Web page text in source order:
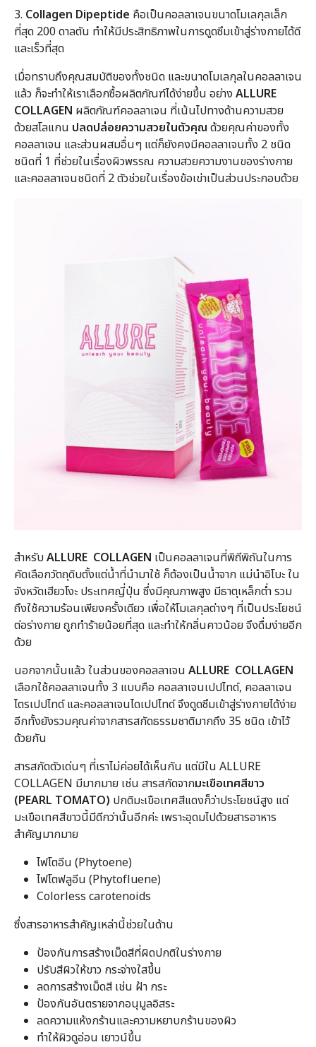
3. Collagen Dipeptide คือเป็นคอลลาเจนขนาดโมเลกุลเล็ก
ที่สุด 200 ดาลตัน ทำให้มีประสิทธิภาพในการดูดซึมเข้าสู่ร่างกายได้ดี
และเร็วที่สุด
เมื่อทราบถึงคุณสมบัติของทั้งชนิด และขนาดโมเลกุลในคอลลาเจน
แล้ว ก็จะทำให้เราเลือกซื้อผลิตภัณฑ์ได้ง่ายขึ้น อย่าง ALLURE
COLLAGEN ผลิตภัณฑ์คอลลาเจน ที่เน้นไปทางด้านความสวย
ด้วยสโลแกน ปลดปล่อยความสวยในตัวคุณ ด้วยคุณค่าของทั้ง
คอลลาเจน และส่วนผสมอื่นๆ แต่ก็ยังคงมีคอลลาเจนทั้ง 2 ชนิด
ชนิดที่ 1 ที่ช่วยในเรื่องผิวพรรณ ความสวยความงานของร่างกาย
และคอลลาเจนชนิดที่ 2 ตัวช่วยในเรื่องข้อเข่าเป็นส่วนประกอบด้วย
สำหรับALLURE COLLAGEN เป็นคอลลาเจนที่พิถีพิถันในการ
คัดเลือกวัตถุดิบตั้งแต่น้ำที่นำมาใช้ ก็ต้องเป็นน้ำจาก แม่นำอิโบะ ใน
จังหวัดเฮียวโงะ ประเทศญี่ปุ่น ซึ่งมีคุณภาพสูง มีธาตุเหล็กต่ำ รวม
ถึงใช้ความร้อนเพียงครั้งเดียว เพื่อให้โมเลกุลต่างๆ ที่เป็นประโยชน์
ต่อร่างกาย ถูกทำร้ายน้อยที่สุด และทำให้กลิ่นคาวน้อย จึงดื่มง่ายอีก
ด้วย
นอกจากนั้นแล้ว ในส่วนของคอลลาเจน ALLURE COLLAGEN
เลือกใช้คอลลาเจนทั้ง 3 แบบคือ คอลลาเจนเปปไทด์, คอลลาเจน
ไตรเปปไทด์ และคอลลาเจนไดเปปไทด์ จึงดูดซึมเข้าสู่ร่างกายได้ง่าย
อีกทั้งยังรวมคุณค่าจากสารสกัดธรรมชาติมากถึง 35 ชนิด เข้าไว้
ด้วยกัน
สารสกัดตัวเด่นๆ ที่เราไม่ค่อยได้เห็นกัน แต่มีใน ALLURE
COLLAGEN มีมากมาย เช่น สารสกัดจากมะเขือเทศสีขาว
(PEARL TOMATO) ปกติมะเขือเทศสีแดงก็ว่าประโยชน์สูง แต่
มะเขือเทศสีขาวนี้มีดีกว่านั้นอีกค่ะ เพราะอุดมไปด้วยสารอาหาร
สำคัญมากมาย
ไฟโตอีน (Phytoene)
ไฟโตฟลูอีน (Phytofluene)
Colorless carotenoids
ซึ่งสารอาหารสำคัญเหล่านี้ช่วยในด้าน
ป้องกันการสร้างเม็ดสีที่ผิดปกติในร่างกาย
ปรับสีผิวให้ขาว กระจ่างใสขึ้น
ลดการสร้างเม็ดสี เช่น ฝ้า กระ
ป้องกันอันตรายจากอนุมูลอิสระ
ลดความแห้งกร้านและความหยาบกร้านของผิว
ทำให้ผิวดูอ่อน เยาวน์ขึ้น